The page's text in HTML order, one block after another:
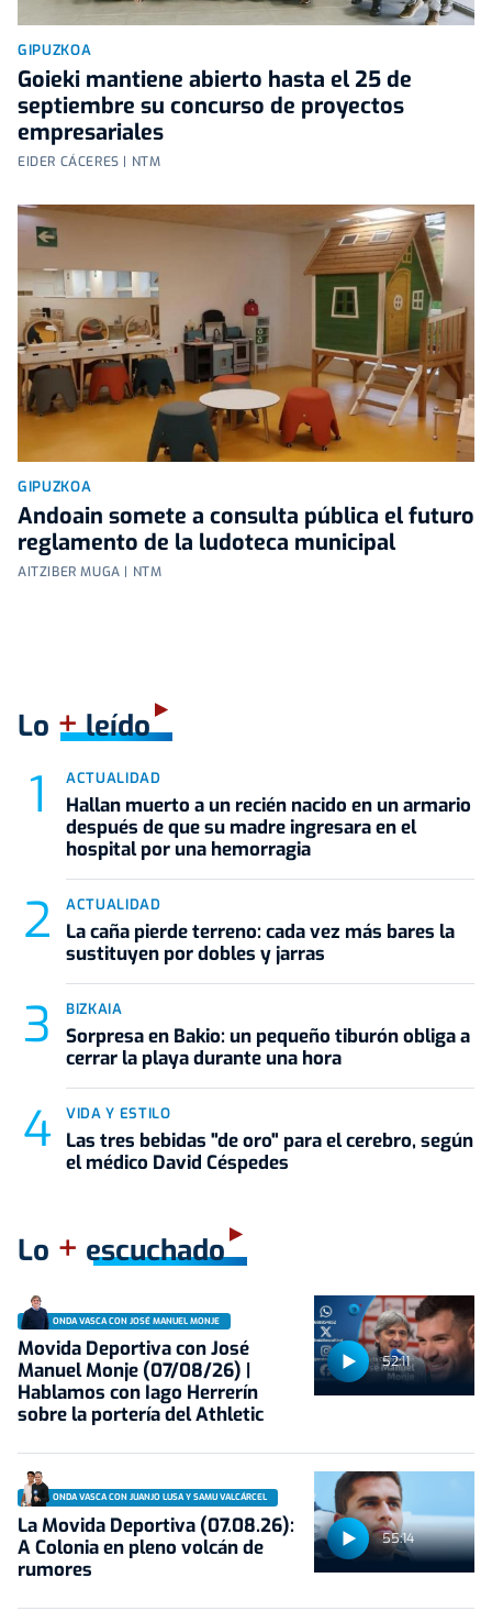
GIPUZKOA
Goieki mantiene abierto hasta el 25 de
septiembre su concurso de proyectos
empresariales
EIDER CÁCERES | NTM
GIPUZKOA
Andoain somete a consulta pública el futuro
reglamento de la ludoteca municipal
AITZIBER MUGA | NTM
Lo +leído
ACTUALIDAD
Hallan muerto a un recién nacido en un armario
después de que su madre ingresara en el
hospital por una hemorragia
ACTUALIDAD
La caña pierde terreno: cada vez más bares la
sustituyen por dobles y jarras
BIZKAIA
Sorpresa en Bakio: un pequeño tiburón obliga a
cerrar la playa durante una hora
VIDA Y ESTILO
Las tres bebidas "de oro" para el cerebro, según
el médico David Céspedes
Lo + escuchado
52:11
ONDA VASCA CON JOSÉ MANUEL MONJE
Movida Deportiva con José
Manuel Monje (07/08/26) |
Hablamos con Iago Herrerín
sobre la portería del Athletic
55:14
ONDA VASCA CON JUANJO LUSA Y SAMU VALCÁRCEL
La Movida Deportiva (07.08.26):
A Colonia en pleno volcán de
rumores